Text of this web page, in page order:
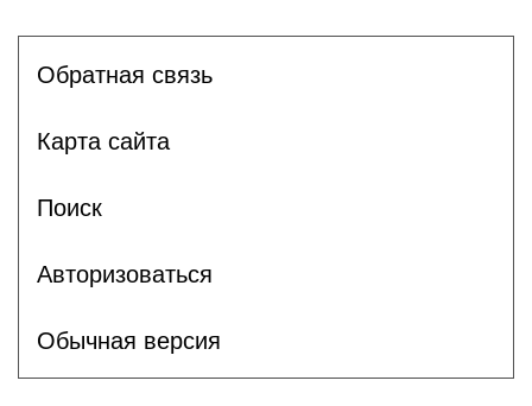
Обратная связь
Карта сайта
Поиск
Авторизоваться
Обычная версия